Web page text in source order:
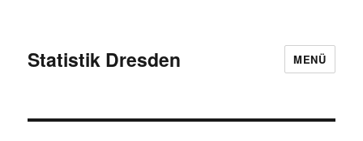
Statistik Dresden MENÜ